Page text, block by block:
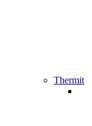
Thermit